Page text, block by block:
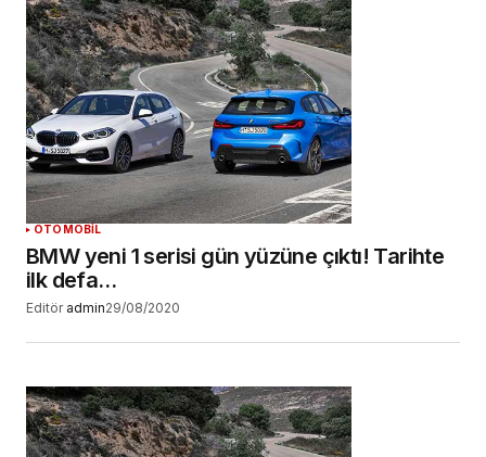
OTOMOBİL
BMW yeni 1 serisi gün yüzüne çıktı! Tarihte
ilk defa…
Editör admin29/08/2020